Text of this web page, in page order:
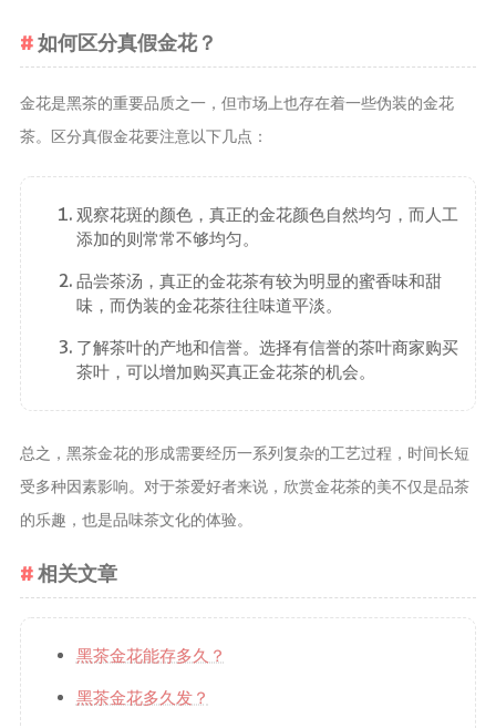
如何区分真假金花？
金花是黑茶的重要品质之一，但市场上也存在着一些伪装的金花
茶。区分真假金花要注意以下几点：
观察花斑的颜色，真正的金花颜色自然均匀，而人工
添加的则常常不够均匀。
品尝茶汤，真正的金花茶有较为明显的蜜香味和甜
味，而伪装的金花茶往往味道平淡。
了解茶叶的产地和信誉。选择有信誉的茶叶商家购买
茶叶，可以增加购买真正金花茶的机会。
总之，黑茶金花的形成需要经历一系列复杂的工艺过程，时间长短
受多种因素影响。对于茶爱好者来说，欣赏金花茶的美不仅是品茶
的乐趣，也是品味茶文化的体验。
相关文章
黑茶金花能存多久？
黑茶金花多久发？